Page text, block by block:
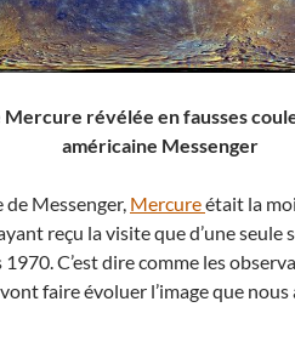
Mercure révélée en fausses
américaine Messenger
de Messenger, Mercureétait la
reçu la visite que d’une
1970. C’est dire comme les
faire évoluer l’image que nous